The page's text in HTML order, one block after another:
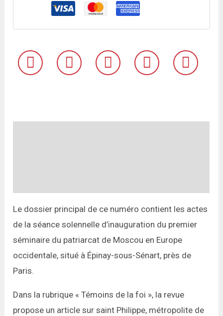
Le dossier principal de ce numéro contient les actes
de la séance solennelle d’inauguration du premier
séminaire du patriarcat de Moscou en Europe
occidentale, situé à Épinay-sous-Sénart, près de
Paris.
Dans la rubrique « Témoins de la foi », la revue
propose un article sur saint Philippe, métropolite de